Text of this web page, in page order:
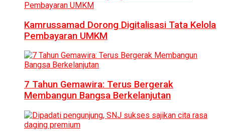
Kamrussamad Dorong Digitalisasi Tata Kelola
Pembayaran UMKM
7 Tahun Gemawira: Terus Bergerak
Membangun Bangsa Berkelanjutan